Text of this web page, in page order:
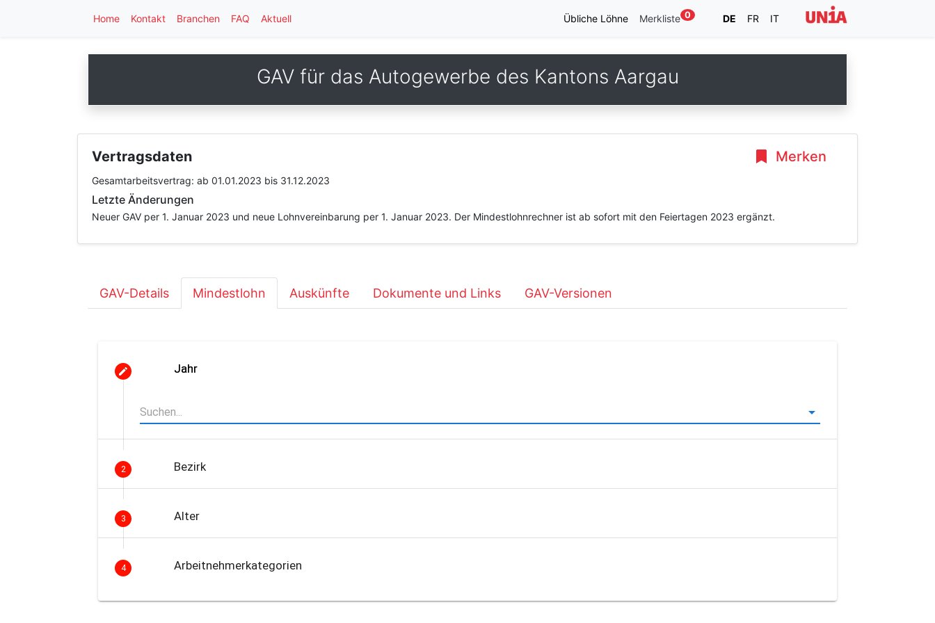
Home Kontakt Branchen FAQ Aktuell Übliche Löhne Merkliste 0 DE FR IT
GAV für das Autogewerbe des Kantons Aargau
Merken
Vertragsdaten
Gesamtarbeitsvertrag: ab 01.01.2023 bis 31.12.2023
Letzte Änderungen
Neuer GAV per 1. Januar 2023 und neue Lohnvereinbarung per 1. Januar 2023. Der Mindestlohnrechner ist ab sofort mit den Feiertagen 2023 ergänzt.
GAV-Details Mindestlohn Auskünfte Dokumente und Links GAV-Versionen
Jahr
2 Bezirk
3 Alter
4 Arbeitnehmerkategorien